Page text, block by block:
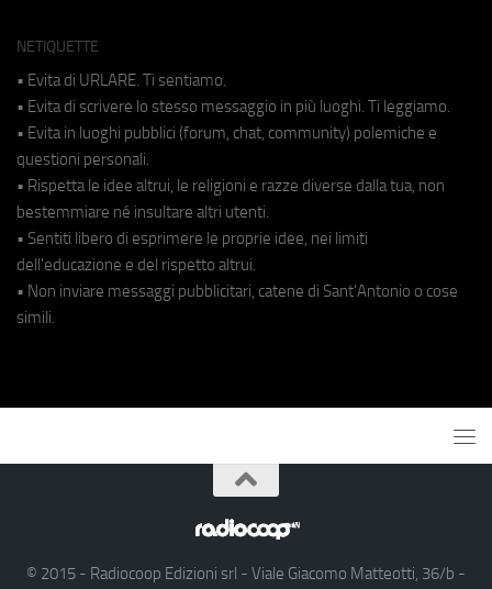
NETIQUETTE
• Evita di URLARE. Ti sentiamo.
• Evita di scrivere lo stesso messaggio in più luoghi. Ti leggiamo.
• Evita in luoghi pubblici (forum, chat, community) polemiche e
questioni personali.
• Rispetta le idee altrui, le religioni e razze diverse dalla tua, non
bestemmiare né insultare altri utenti.
• Sentiti libero di esprimere le proprie idee, nei limiti
dell'educazione e del rispetto altrui.
• Non inviare messaggi pubblicitari, catene di Sant'Antonio o cose
simili.
© 2015 - Radiocoop Edizioni srl - Viale Giacomo Matteotti, 36/b -